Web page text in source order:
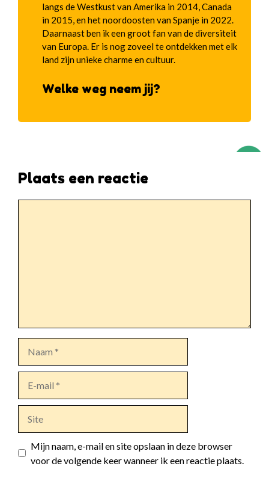
langs de Westkust van Amerika in 2014, Canada
in 2015, en het noordoosten van Spanje in 2022.
Daarnaast ben ik een groot fan van de diversiteit
van Europa. Er is nog zoveel te ontdekken met elk
land zijn unieke charme en cultuur.
Welke weg neem jij?
Plaats een reactie
mail
Mijn naam, e-mail en site opslaan in deze browser
voor de volgende keer wanneer ik een reactie plaats.